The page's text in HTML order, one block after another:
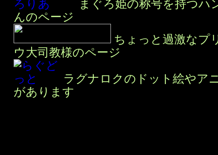
まぐろ姫の称号を持つハ
んのページ
ちょっと過激なプ
ウ大司教様のページ
ラグナロクのドット絵やア
があります